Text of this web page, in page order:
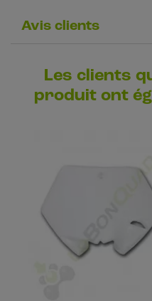
Avis clients
Les clients
produit ont